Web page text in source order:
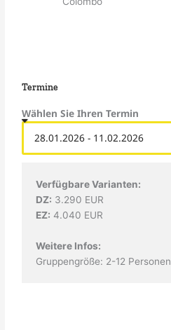
Termine
Wählen Sie Ihren Termin
Verfügbare Varianten:
DZ: 3.290 EUR
EZ: 4.040 EUR
Weitere Infos:
Gruppengröße: 2-12 Personen